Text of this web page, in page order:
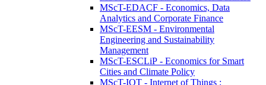
MScT-EDACF - Economics, Data
Analytics and Corporate Finance
MScT-EESM - Environmental
Engineering and Sustainability
Management
MScT-ESCLiP - Economics for Smart
Cities and Climate Policy
MScT-IOT - Internet of Things :